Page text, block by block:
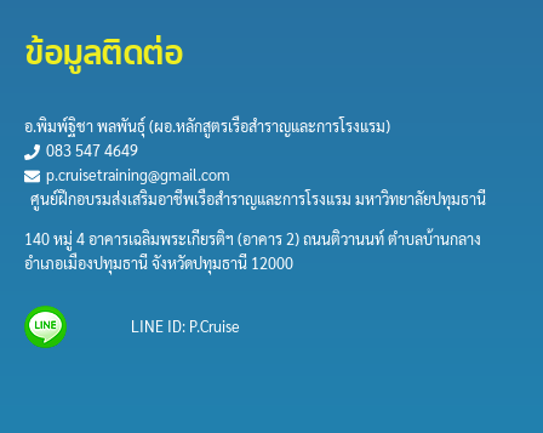
ข้อมูลติดต่อ
อ.พิมพ์ฐิชา พลพันธุ์​ (ผอ.หลักสูตร​เรือสำราญและการ​โรงแรม)
083 547 4649
p.cruisetraining@gmail.com
ศูนย์ฝึกอบรมส่งเสริมอาชีพเรือสำราญและการโรงแรม มหาวิทยาลัยปทุมธานี
140 หมู่ 4 อาคารเฉลิมพระเกียรติฯ (อาคาร 2) ถนนติวานนท์ ตำบลบ้านกลาง
อำเภอเมืองปทุมธานี จังหวัดปทุมธานี 12000
LINE ID: P.Cruise